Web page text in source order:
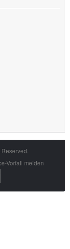
Vorfall melden